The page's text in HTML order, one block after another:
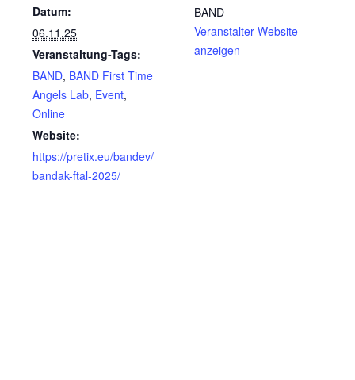
Datum:
06.11.25
Veranstaltung-Tags:
BAND, BAND First Time
Angels Lab, Event,
Online
Website:
https://pretix.eu/bandev/
bandak-ftal-2025/
BAND
Veranstalter-Website
anzeigen